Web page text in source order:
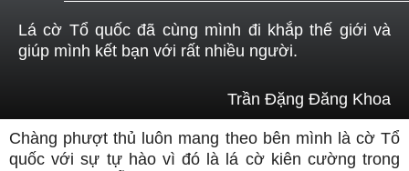
Lá cờ Tổ quốc đã cùng mình đi khắp thế giới và
giúp mình kết bạn với rất nhiều người.
Trần Đặng Đăng Khoa
Chàng phượt thủ luôn mang theo bên mình là cờ Tổ
quốc với sự tự hào vì đó là lá cờ kiên cường trong